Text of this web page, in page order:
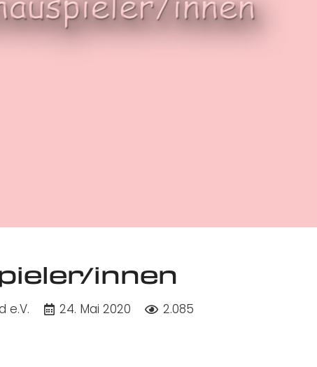
innen
e.V. 24. Mai 2020 2.085